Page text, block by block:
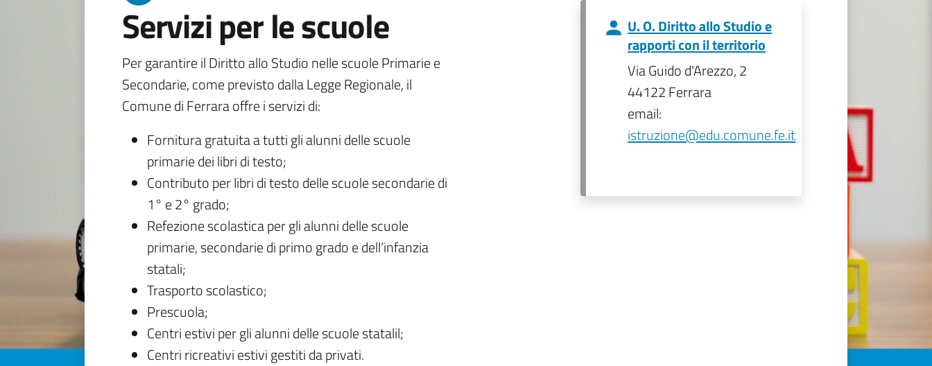
Servizi per le scuole
Per garantire il Diritto allo Studio nelle scuole Primarie e
Secondarie, come previsto dalla Legge Regionale, il
Comune di Ferrara offre i servizi di:
Fornitura gratuita a tutti gli alunni delle scuole
primarie dei libri di testo;
Contributo per libri di testo delle scuole secondarie di
1° e 2° grado;
Refezione scolastica per gli alunni delle scuole
primarie, secondarie di primo grado e dell’infanzia
statali;
Trasporto scolastico;
Prescuola;
Centri estivi per gli alunni delle scuole statalil;
Centri ricreativi estivi gestiti da privati.
U. O. Diritto allo Studio e
rapporti con il territorio
Via Guido d'Arezzo, 2
44122 Ferrara
email:
istruzione@edu.comune.fe.it